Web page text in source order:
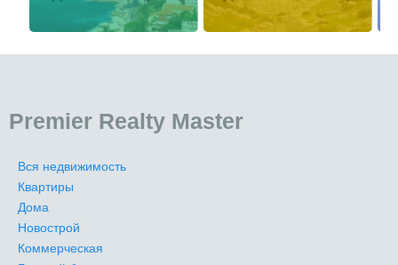
Premier Realty Master
Вся недвижимость
Квартиры
Дома
Новострой
Коммерческая